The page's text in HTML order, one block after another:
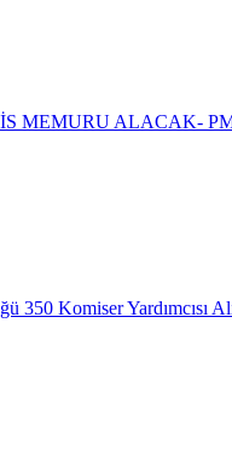
MEMURU ALACAK-
350 Komiser Yardımcısı